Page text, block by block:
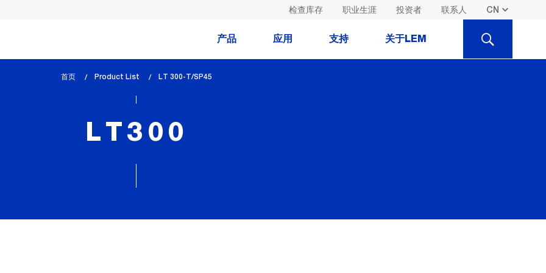
检查库存 职业生涯 投资者 联系人
产品 应用 支持 关于LEM SEARCH
首页 Product List
lem_current_page
LT 300-T/SP45
LT300